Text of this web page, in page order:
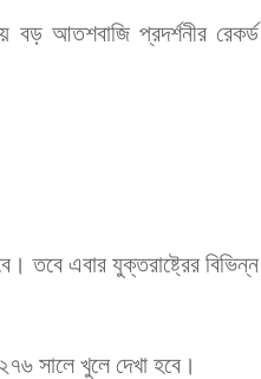
বড় আতশবাজি প্রদর্শনীর রেকর্ড
তবে এবার যুক্তরাষ্ট্রের বিভিন্ন
সালে খুলে দেখা হবে।